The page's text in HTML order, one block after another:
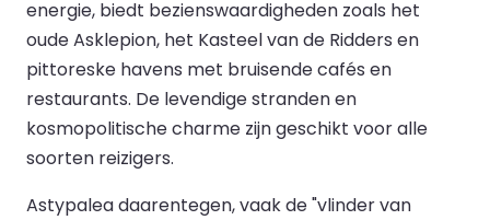
energie, biedt bezienswaardigheden zoals het
oude Asklepion, het Kasteel van de Ridders en
pittoreske havens met bruisende cafés en
restaurants. De levendige stranden en
kosmopolitische charme zijn geschikt voor alle
soorten reizigers.
Astypalea daarentegen, vaak de "vlinder van